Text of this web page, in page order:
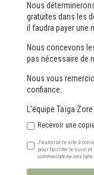
Nous
gratuites dans les
il faudra payer une
Nous concevons
pas nécessaire de
Nous vous
confiance.
L’équipe Taïga
Recevoir une
J'autorise ce site à
pour faciliter le suivi
commerciale ne sera